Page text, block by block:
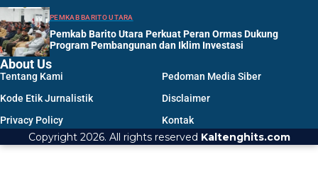
PEMKAB BARITO UTARA
Pemkab Barito Utara Perkuat Peran Ormas Dukung
Program Pembangunan dan Iklim Investasi
About Us
Tentang Kami
Pedoman Media Siber
Kode Etik Jurnalistik
Disclaimer
Privacy Policy
Kontak
Copyright 2026. All rights reserved Kaltenghits.com